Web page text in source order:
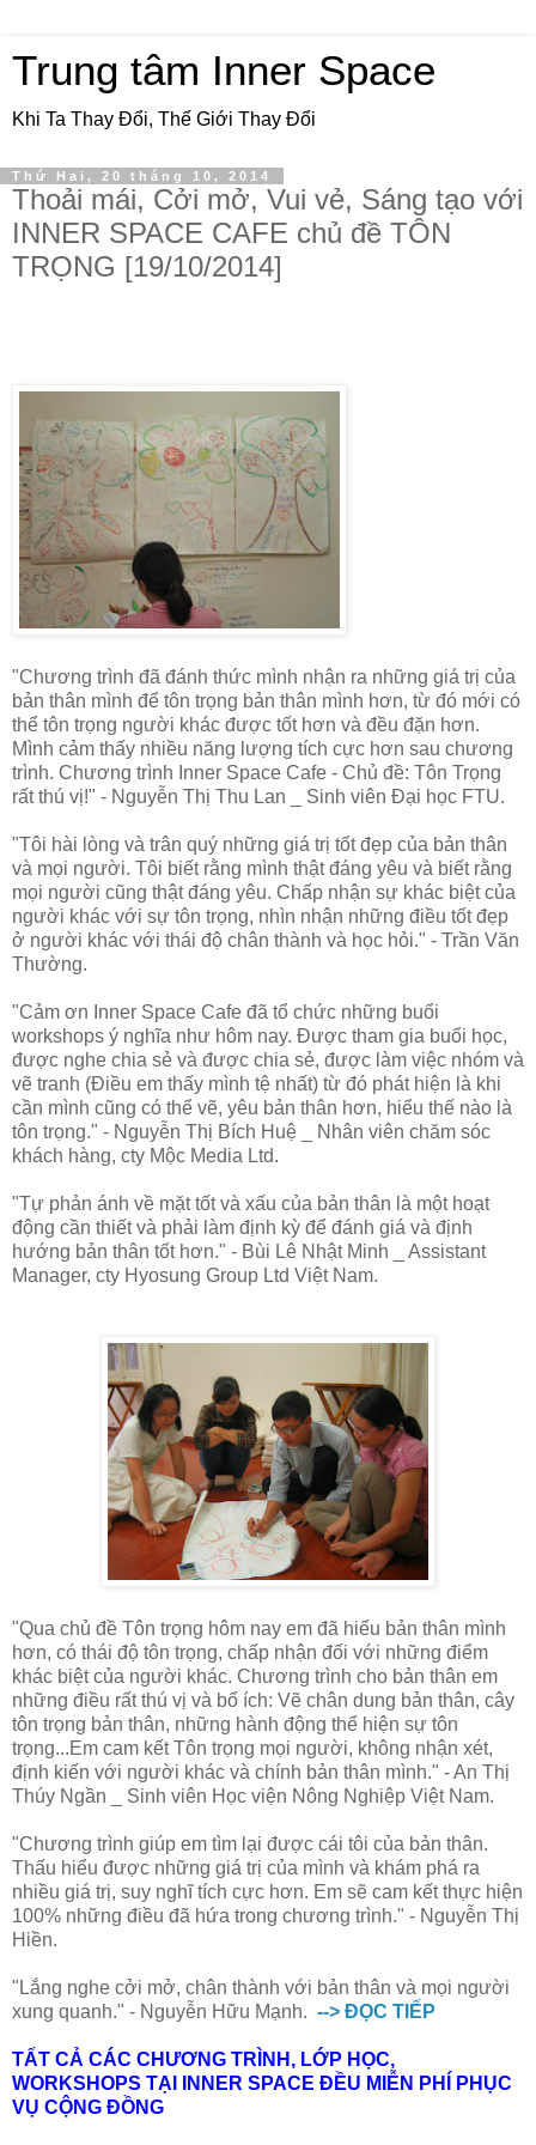
Trung tâm Inner Space
Khi Ta Thay Đổi, Thế Giới Thay Đổi
Thứ Hai, 20 tháng 10, 2014
Thoải mái, Cởi mở, Vui vẻ, Sáng tạo với
INNER SPACE CAFE chủ đề TÔN
TRỌNG [19/10/2014]
"Chương trình đã đánh thức mình nhận ra những giá trị của
bản thân mình để tôn trọng bản thân mình hơn, từ đó mới có
thể tôn trọng người khác được tốt hơn và đều đặn hơn.
Mình cảm thấy nhiều năng lượng tích cực hơn sau chương
trình. Chương trình Inner Space Cafe - Chủ đề: Tôn Trọng
rất thú vị!" - Nguyễn Thị Thu Lan _ Sinh viên Đại học FTU.
"Tôi hài lòng và trân quý những giá trị tốt đẹp của bản thân
và mọi người. Tôi biết rằng mình thật đáng yêu và biết rằng
mọi người cũng thật đáng yêu. Chấp nhận sự khác biệt của
người khác với sự tôn trọng, nhìn nhận những điều tốt đẹp
ở người khác với thái độ chân thành và học hỏi." - Trần Văn
Thường.
"Cảm ơn Inner Space Cafe đã tổ chức những buổi
workshops ý nghĩa như hôm nay. Được tham gia buổi học,
được nghe chia sẻ và được chia sẻ, được làm việc nhóm và
vẽ tranh (Điều em thấy mình tệ nhất) từ đó phát hiện là khi
cần mình cũng có thể vẽ, yêu bản thân hơn, hiểu thế nào là
tôn trọng." - Nguyễn Thị Bích Huệ _ Nhân viên chăm sóc
khách hàng, cty Mộc Media Ltd.
"Tự phản ánh về mặt tốt và xấu của bản thân là một hoạt
động cần thiết và phải làm định kỳ để đánh giá và định
hướng bản thân tốt hơn." - Bùi Lê Nhật Minh _ Assistant
Manager, cty Hyosung Group Ltd Việt Nam.
"Qua chủ đề Tôn trọng hôm nay em đã hiểu bản thân mình
hơn, có thái độ tôn trọng, chấp nhận đối với những điểm
khác biệt của người khác. Chương trình cho bản thân em
những điều rất thú vị và bổ ích: Vẽ chân dung bản thân, cây
tôn trọng bản thân, những hành động thể hiện sự tôn
trọng...Em cam kết Tôn trọng mọi người, không nhận xét,
định kiến với người khác và chính bản thân mình." - An Thị
Thúy Ngần _ Sinh viên Học viện Nông Nghiệp Việt Nam.
"Chương trình giúp em tìm lại được cái tôi của bản thân.
Thấu hiểu được những giá trị của mình và khám phá ra
nhiều giá trị, suy nghĩ tích cực hơn. Em sẽ cam kết thực hiện
100% những điều đã hứa trong chương trình." - Nguyễn Thị
Hiền.
"Lắng nghe cởi mở, chân thành với bản thân và mọi người
xung quanh." - Nguyễn Hữu Mạnh. --> ĐỌC TIẾP
TẤT CẢ CÁC CHƯƠNG TRÌNH, LỚP HỌC,
WORKSHOPS TẠI INNER SPACE ĐỀU MIỄN PHÍ PHỤC
VỤ CỘNG ĐỒNG